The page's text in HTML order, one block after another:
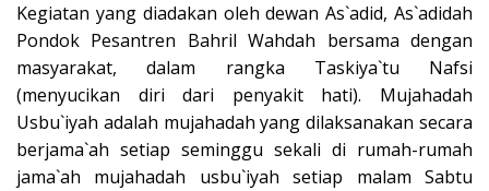
Kegiatan yang diadakan oleh dewan As`adid, As`adidah
Pondok Pesantren Bahril Wahdah bersama dengan
masyarakat, dalam rangka Taskiya`tu Nafsi
(menyucikan diri dari penyakit hati). Mujahadah
Usbu`iyah adalah mujahadah yang dilaksanakan secara
berjama`ah setiap seminggu sekali di rumah-rumah
jama`ah mujahadah usbu`iyah setiap malam Sabtu